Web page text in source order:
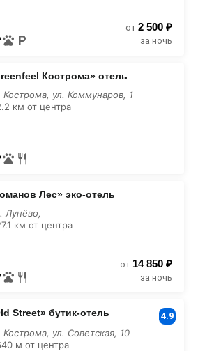
от 2 500 ₽
за ночь
Кострома» отель
Кострома, ул. Коммунаров, 1
км от центра
Лес» эко-отель
Лунёво,
км от центра
от 14 850 ₽
за ночь
Street» бутик-отель 4.9
Кострома, ул. Советская, 10
м от центра